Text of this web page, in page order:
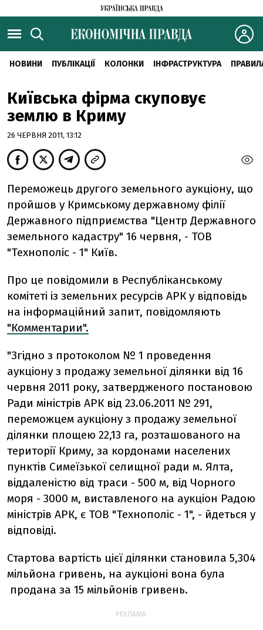
НОВИНИ ПУБЛІКАЦІЇ КОЛОНКИ ІНФРАСТРУКТУРА
Київська фірма скуповує
землю в Криму
26 ЧЕРВНЯ 2011, 13:12
Переможець другого земельного аукціону, що
пройшов у Кримському державному філії
Державного підприємства "Центр Державного
земельного кадастру" 16 червня, - ТОВ
"Технополіс - 1" Київ.
Про це повідомили в Республіканському
комітеті із земельних ресурсів АРК у відповідь
на інформаційний запит, повідомляють
"Комментарии".
"Згідно з протоколом № 1 проведення
аукціону з продажу земельної ділянки від 16
червня 2011 року, затвердженого постановою
Ради міністрів АРК від 23.06.2011 № 291,
переможцем аукціону з продажу земельної
ділянки площею 22,13 га, розташованого на
території Криму, за кордонами населених
пунктів Симеїзької селищної ради м. Ялта,
віддаленістю від траси - 500 м, від Чорного
моря - 3000 м, виставленого на аукціон Радою
міністрів АРК, є ТОВ "Технополіс - 1", - йдеться у
відповіді.
Стартова вартість цієї ділянки становила 5,304
мільйона гривень, на аукціоні вона була
продана за 15 мільйонів гривень.
РЕКЛАМА: